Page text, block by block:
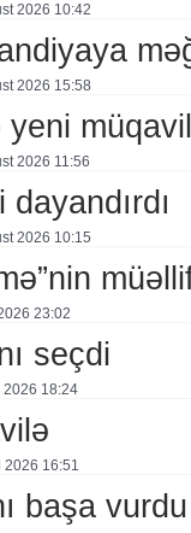
2026 10:42
2026 15:58
yeni
2026 11:56
2026 10:15
23:02
seçdi
2026 18:24
2026 16:51
başa vurdu